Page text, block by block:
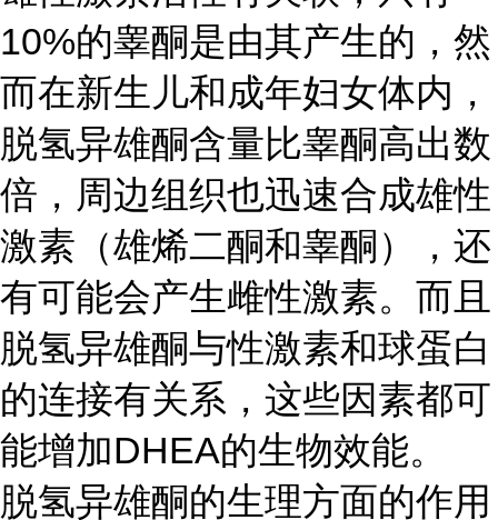
10%的睾酮是由其产生的，然
而在新生儿和成年妇女体内，
脱氢异雄酮含量比睾酮高出数
倍，周边组织也迅速合成雄性
激素（雄烯二酮和睾酮），还
有可能会产生雌性激素。而且
脱氢异雄酮与性激素和球蛋白
的连接有关系，这些因素都可
能增加DHEA的生物效能。
脱氢异雄酮的生理方面的作用